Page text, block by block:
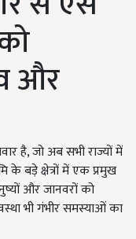
और
है, जो अब सभी राज्यों में
के बड़े क्षेत्रों में एक प्रमुख
और जानवरों को
भी गंभीर समस्याओं का